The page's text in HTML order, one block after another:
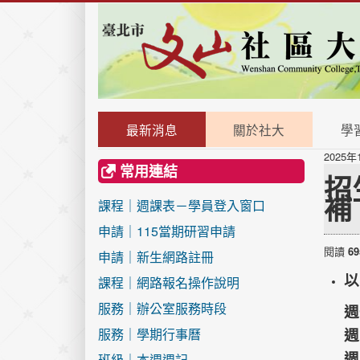
最新消息 關於社大 學
常用連結
課程｜週課表－學員登入窗口
申請｜115當期研習申請
申請｜新生網路註冊
課程｜網路報名操作說明
服務｜辦公室服務時段
服務｜學期行事曆
2025年
補
閱讀